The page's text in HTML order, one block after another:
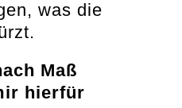
was die
Maß
hierfür